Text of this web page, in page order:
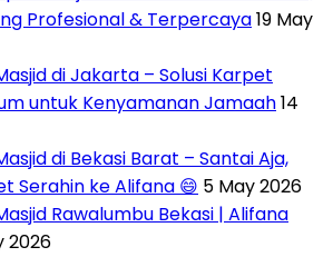
Profesional & Terpercaya19 May
di Jakarta – Solusi Karpet
untuk Kenyamanan Jamaah14
di Bekasi Barat – Santai Aja,
Serahin ke Alifana 😄 5 May 2026
Rawalumbu Bekasi | Alifana
2026